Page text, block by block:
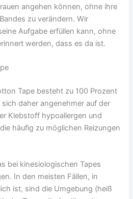
angehen können, ohne ihre
zu verändern. Wir
Aufgabe erfüllen kann, ohne
werden, dass es da ist.
Tape besteht zu 100 Prozent
daher angenehmer auf der
Klebstoff hypoallergen und
häufig zu möglichen Reizungen
bei kinesiologischen Tapes
In den meisten Fällen, in
ist, sind die Umgebung (heiß